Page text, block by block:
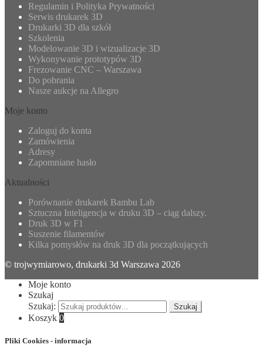
Regulamin i Polityka Prywatności
Serwis drukarek 3D
Drukarki 3D dla szkół
Szkolenia
Modelowanie 3D i wizualizacje 3D
Wykonywanie prototypów 3D
Frezowanie CNC – Warszawa
Do pobrania
Nasze aukcje na Allegro
Moje konto
Zaloguj do konta
Zamówienia
Adresy
Zapomniane hasło
Aktualności
Porównanie drukarek Bambu Lab
Sztuczna Inteligencja w druku 3D – ciąg dalszy.
Druk 3D w F1
Suszenie filamentów
Kilka pomysłów na druk 3D dla początkujących
© trojwymiarowo, drukarki 3d Warszawa 2026
Moje konto
Szukaj
Szukaj:
Szukaj
Koszyk 0
Pliki Cookies - informacja